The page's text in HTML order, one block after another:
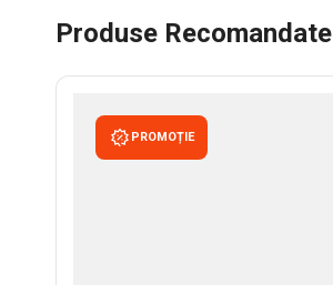
Produse Recomandate
PROMOȚIE